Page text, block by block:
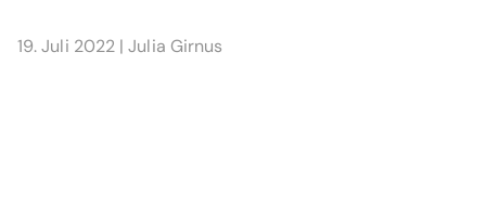
19. Juli 2022 |Julia Girnus